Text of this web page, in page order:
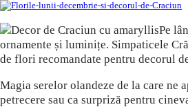
Pe
ornamente și luminițe. Simpaticele
de flori recomandate pentru decorul
Magia serelor olandeze de la care
petrecere sau ca surpriză pentru